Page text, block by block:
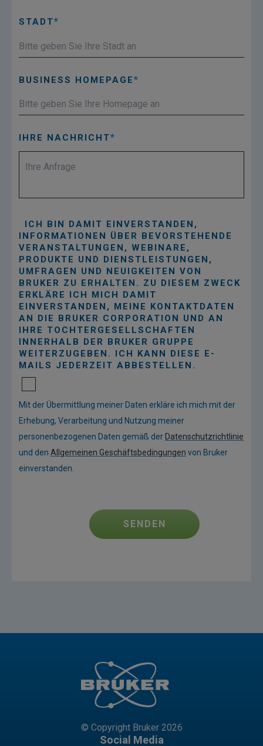
STADT
BUSINESS HOMEPAGE
IHRE NACHRICHT
ICH BIN DAMIT EINVERSTANDEN,
INFORMATIONEN ÜBER BEVORSTEHENDE
VERANSTALTUNGEN, WEBINARE,
PRODUKTE UND DIENSTLEISTUNGEN,
UMFRAGEN UND NEUIGKEITEN VON
BRUKER ZU ERHALTEN. ZU DIESEM ZWECK
ERKLÄRE ICH MICH DAMIT
EINVERSTANDEN, MEINE KONTAKTDATEN
AN DIE BRUKER CORPORATION UND AN
IHRE TOCHTERGESELLSCHAFTEN
INNERHALB DER BRUKER GRUPPE
WEITERZUGEBEN. ICH KANN DIESE E-
MAILS JEDERZEIT ABBESTELLEN.
Mit der Übermittlung meiner Daten erkläre ich mich mit der
Erhebung, Verarbeitung und Nutzung meiner
personenbezogenen Daten gemäß der Datenschutzrichtlinie
und den Allgemeinen Geschäftsbedingungen von Bruker
einverstanden.
SENDEN
© Copyright Bruker 2026
Social Media